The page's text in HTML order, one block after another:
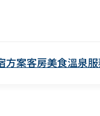
方案客房美食溫泉